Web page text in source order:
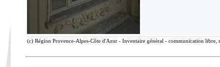
(c) Région Provence-Alpes-Côte d'Azur - Inventaire général - communication libre,